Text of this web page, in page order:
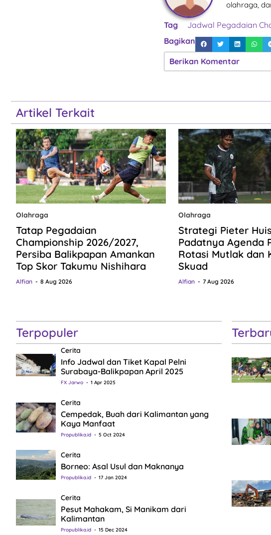
olahraga,
Tag Jadwal Pegadaian
Bagikan
Berikan Komentar
Artikel Terkait
Olahraga
Tatap Pegadaian
Championship 2026/2027,
Persiba Balikpapan Amankan
Top Skor Takumu Nishihara
Alfian 8 Aug 2026
Olahraga
Strategi Pieter
Padatnya Agenda
Rotasi Mutlak dan
Skuad
Alfian 7 Aug 2026
Terpopuler
Cerita
Info Jadwal dan Tiket Kapal Pelni
Surabaya-Balikpapan April 2025
FX Jarwo 1 Apr 2025
Cerita
Cempedak, Buah dari Kalimantan yang
Kaya Manfaat
Propublika.id 5 Oct 2024
Cerita
Borneo: Asal Usul dan Maknanya
Propublika.id 17 Jan 2024
Cerita
Pesut Mahakam, Si Manikam dari
Kalimantan
Propublika.id 15 Dec 2024